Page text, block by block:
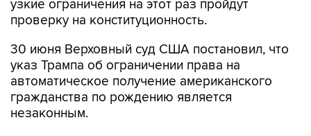
30 июня Верховный суд США постановил, что
автоматическое получение американского
гражданства по рождению является
незаконным.
В январе 2025 года Трамп подписал указ,